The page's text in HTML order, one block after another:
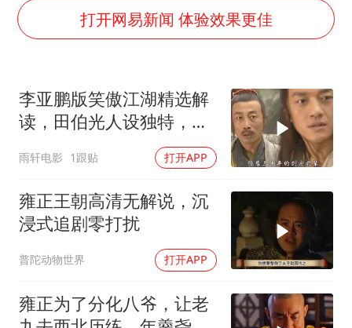
方桃子代言广告视频已下架
上海大部迎大暴雨
一周大涨超7% 金价为何突然上涨
构建更高水平的全民健身公共服务体系
打开网易新闻 体验效果更佳
李亚鹏版笑傲江湖精选解
读，田伯光人设独特，让
雨轩电影 1跟贴 打开APP
雍正王朝高清无解说，沉
浸式追剧零打扰
普陀动物世界 打开APP
雍正为了分化八爷，让老